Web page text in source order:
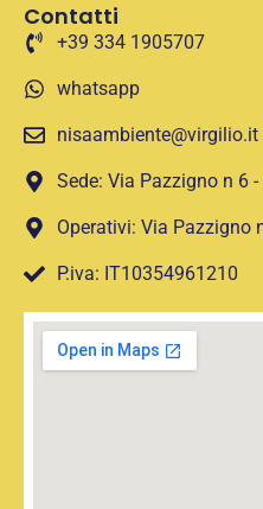
Contatti
+39 334 1905707
whatsapp
nisaambiente@virgilio.it
Sede: Via Pazzigno n 6
Operativi: Via Pazzigno
P.iva: IT10354961210